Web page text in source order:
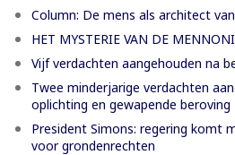
Column: De mens als architect
HET MYSTERIE VAN DE
Vijf verdachten aangehouden na
Twee minderjarige verdachten
oplichting en gewapende beroving
President Simons: regering komt
voor grondenrechten